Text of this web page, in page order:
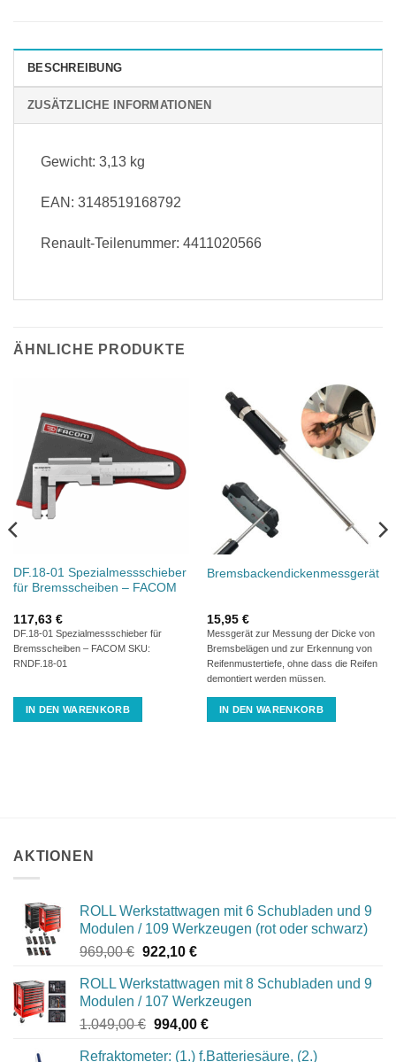
BESCHREIBUNG
ZUSÄTZLICHE INFORMATIONEN
Gewicht: 3,13 kg
EAN: 3148519168792
Renault-Teilenummer: 4411020566
ÄHNLICHE PRODUKTE
DF.18-01 Spezialmessschieber
für Bremsscheiben – FACOM
117,63 €
DF.18-01 Spezialmessschieber für
Bremsscheiben – FACOM SKU:
RNDF.18-01
IN DEN WARENKORB
Bremsbackendickenmessgerät
15,95 €
Messgerät zur Messung der Dicke von
Bremsbelägen und zur Erkennung von
Reifenmustertiefe, ohne dass die Reifen
demontiert werden müssen.
IN DEN WARENKORB
AKTIONEN
ROLL Werkstattwagen mit 6 Schubladen und 9
Modulen / 109 Werkzeugen (rot oder schwarz)
969,00€ Ursprünglicher
war:
969,00 €
922,10 €Aktueller
ist:
922,10 €.
ROLL Werkstattwagen mit 8 Schubladen und 9
Modulen / 107 Werkzeugen
1.049,00€ Ursprünglicher
994,00 €Aktueller
Refraktometer: (1.) f.Batteriesäure, (2.)